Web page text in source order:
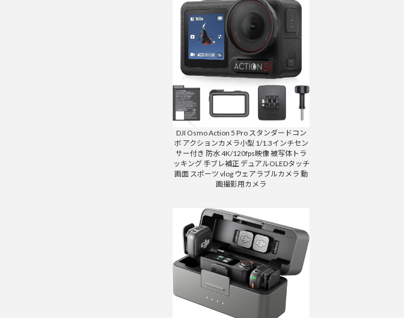
DJI Osmo Action 5 Pro スタンダードコン
ボ アクションカメラ小型 1/1.3インチセン
サー付き 防水 4K/120fps映像 被写体トラ
ッキング 手ブレ補正 デュアルOLEDタッチ
画面 スポーツ vlog ウェアラブルカメラ 動
画撮影用カメラ